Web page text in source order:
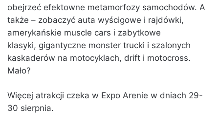
obejrzeć efektowne metamorfozy samochodów. A
także – zobaczyć auta wyścigowe i rajdówki,
amerykańskie muscle cars i zabytkowe
klasyki, gigantyczne monster trucki i szalonych
kaskaderów na motocyklach, drift i motocross.
Mało?
Więcej atrakcji czeka w Expo Arenie w dniach 29-
30 sierpnia.